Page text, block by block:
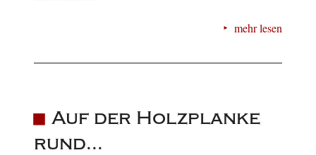
mehr lesen
Auf der Holzplanke
rund...